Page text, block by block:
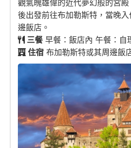
觀氣魄雄偉的近代夢幻般的宮
後出發前往布加勒斯特，當晚
邊飯店。
三餐早餐：飯店內 午餐：自
住宿 布加勒斯特或其周邊飯